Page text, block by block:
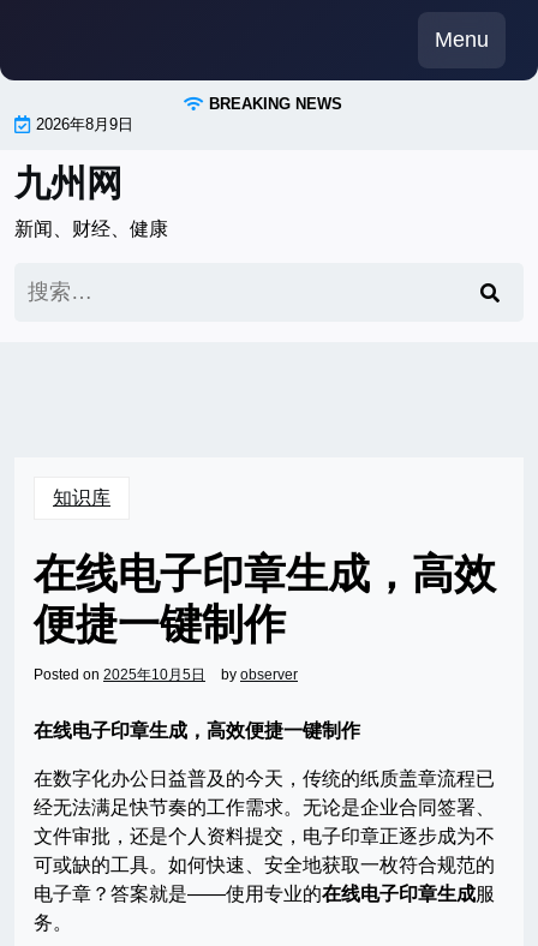
content
Menu
BREAKING NEWS
2026年8月9日
九州网
新闻、财经、健康
索：
知识库
在线电子印章生成，高效
便捷一键制作
Posted on 2025年10月5日 by observer
在线电子印章生成，高效便捷一键制作
在数字化办公日益普及的今天，传统的纸质盖章流程已
经无法满足快节奏的工作需求。无论是企业合同签署、
文件审批，还是个人资料提交，电子印章正逐步成为不
可或缺的工具。如何快速、安全地获取一枚符合规范的
电子章？答案就是——使用专业的在线电子印章生成服
务。